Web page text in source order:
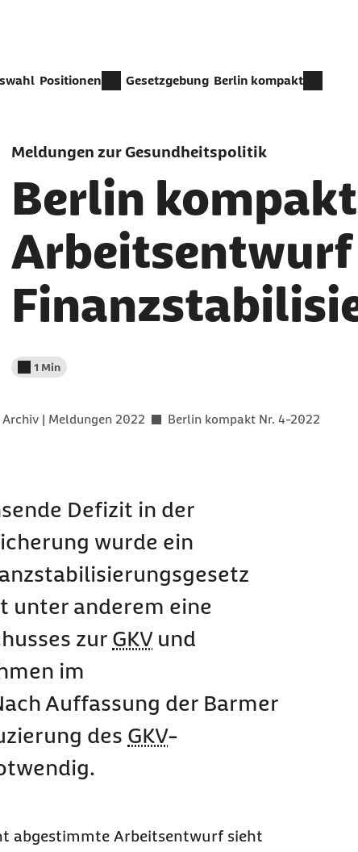
Positionen Gesetzgebung Berlin kompakt
Meldungen zur Gesundheitspolitik
Berlin
Arbeitsentwurf
Lesedauer weniger als
1 Min
Archiv | Meldungen 2022 Berlin kompakt Nr. 4-2022
Defizit in der
wurde ein
unter anderem eine
zur GKVund
im
Auffassung der Barmer
des GKV-
abgestimmte Arbeitsentwurf sieht